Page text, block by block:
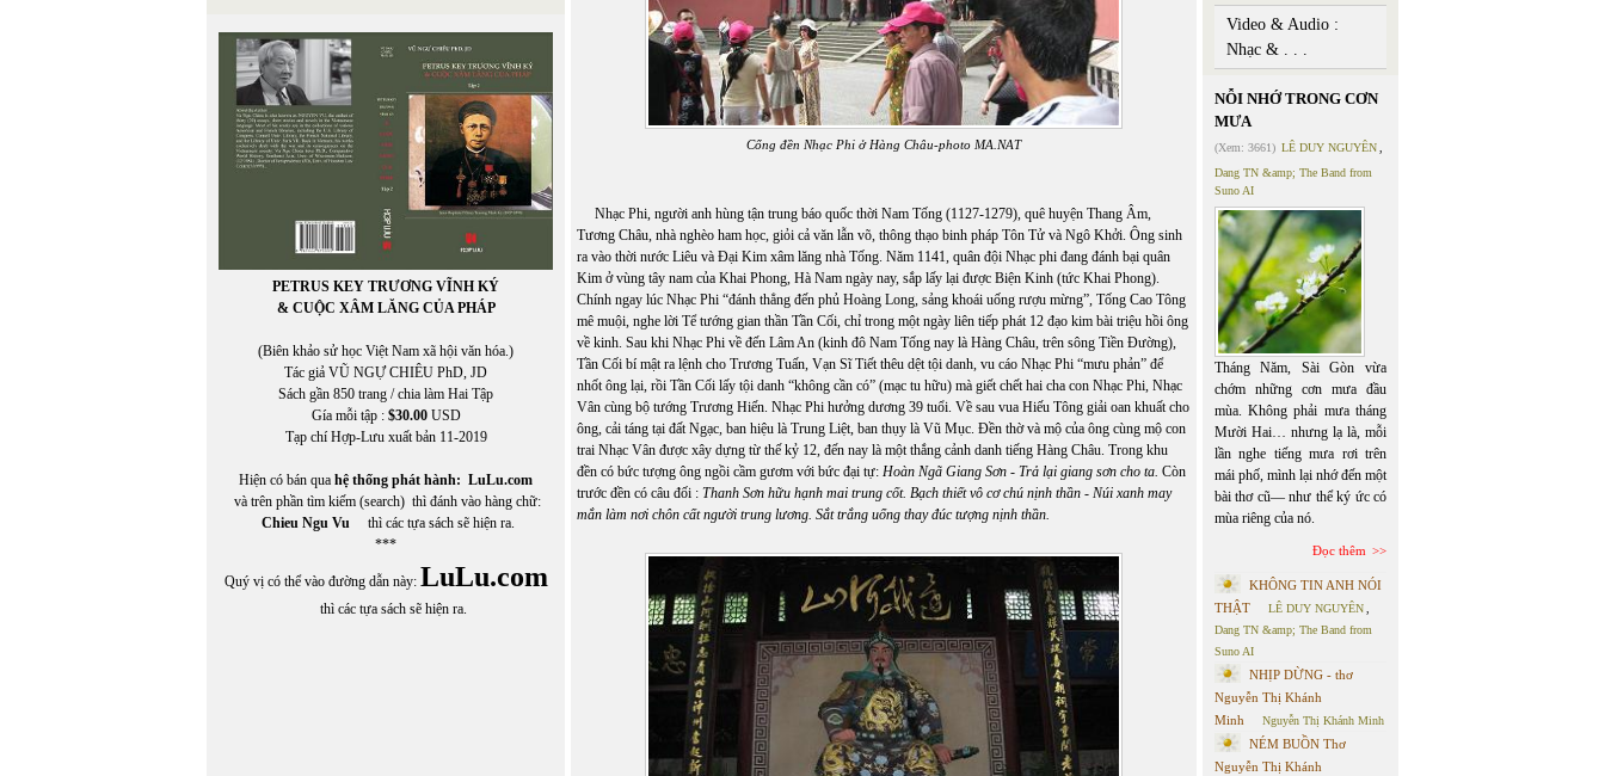
PETRUS KEY TRƯƠNG VĨNH KÝ
& CUỘC XÂM LĂNG CỦA PHÁP
(Biên khảo sử học Việt Nam xã hội văn hóa.)
Tác giả VŨ NGỰ CHIÊU PhD, JD
Sách gần 850 trang / chia làm Hai Tập
Gía mỗi tập : $30.00USD
Tạp chí Hợp-Lưu xuất bản 11-2019
Hiện có bán qua hệ thống phát hành: LuLu.com
và trên phần tìm kiếm (search) thì đánh vào hàng chữ:
Chieu Ngu Vu thì các tựa sách sẽ hiện ra.
***
Quý vị có thể vào đường dẫn này: LuLu.com
thì các tựa sách sẽ hiện ra.
Cổng đền Nhạc Phi ở Hàng Châu-photo MA.NAT
Nhạc Phi, người anh hùng tận trung báo quốc thời Nam Tống (1127-1279), quê huyện Thang Âm,
Tương Châu, nhà nghèo ham học, giỏi cả văn lẫn võ, thông thạo binh pháp Tôn Tử và Ngô Khởi. Ông sinh
ra vào thời nước Liêu và Đại Kim xâm lăng nhà Tống. Năm 1141, quân đội Nhạc phi đang đánh bại quân
Kim ở vùng tây nam của Khai Phong, Hà Nam ngày nay, sắp lấy lại được Biện Kinh (tức Khai Phong).
Chính ngay lúc Nhạc Phi “đánh thẳng đến phủ Hoàng Long, sảng khoái uống rượu mừng”, Tống Cao Tông
mê muội, nghe lời Tể tướng gian thần Tần Cối, chỉ trong một ngày liên tiếp phát 12 đạo kim bài triệu hồi ông
về kinh. Sau khi Nhạc Phi về đến Lâm An (kinh đô Nam Tống nay là Hàng Châu, trên sông Tiền Đường),
Tần Cối bí mật ra lệnh cho Trương Tuấn, Vạn Sĩ Tiết thêu dệt tội danh, vu cáo Nhạc Phi “mưu phản” để
nhốt ông lại, rồi Tần Cối lấy tội danh “không cần có” (mạc tu hữu) mà giết chết hai cha con Nhạc Phi, Nhạc
Vân cùng bộ tướng Trương Hiến. Nhạc Phi hưởng dương 39 tuổi. Về sau vua Hiếu Tông giải oan khuất cho
ông, cải táng tại đất Ngạc, ban hiệu là Trung Liệt, ban thụy là Vũ Mục. Đền thờ và mộ của ông cùng mộ con
trai Nhạc Vân được xây dựng từ thế kỷ 12, đến nay là một thắng cảnh danh tiếng Hàng Châu. Trong khu
đền có bức tượng ông ngồi cầm gươm với bức đại tự: Hoàn Ngã Giang Sơn - Trả lại giang sơn cho ta. Còn
trước đền có câu đối : Thanh Sơn hữu hạnh mai trung cốt. Bạch thiết vô cơ chú nịnh thần - Núi xanh may
mắn làm nơi chôn cất người trung lương. Sắt trắng uổng thay đúc tượng nịnh thần.
Video & Audio :
Nhạc & . . .
NỖI NHỚ TRONG CƠN
MƯA
(Xem: 3661) LÊ DUY NGUYÊN
Dang TN &amp; The Band from
Suno AI
Tháng Năm, Sài Gòn vừa
chớm những cơn mưa đầu
mùa. Không phải mưa tháng
Mười Hai… nhưng lạ là, mỗi
lần nghe tiếng mưa rơi trên
mái phố, mình lại nhớ đến một
bài thơ cũ— như thể ký ức có
mùa riêng của nó.
Đọc thêm
KHÔNG TIN ANH NÓI
THẬT
LÊ DUY NGUYÊN
Dang TN &amp; The Band from
Suno AI
NHỊP DỪNG - thơ
Nguyễn Thị Khánh
Minh
Nguyễn Thị Khánh Minh
NÉM BUỒN Thơ
Nguyễn Thị Khánh